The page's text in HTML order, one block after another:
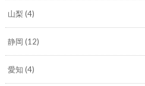
山梨 (4)
静岡 (12)
愛知 (4)